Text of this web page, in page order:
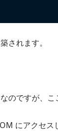
されます。
のですが、こ
にアクセス